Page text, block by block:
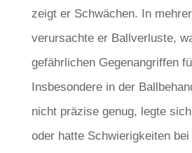
zeigt er Schwächen. In
verursachte er Ballverluste,
gefährlichen Gegenangriffen
Insbesondere in der
nicht präzise genug, legte
oder hatte Schwierigkeiten